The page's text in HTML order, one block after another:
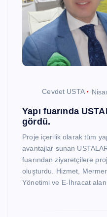
Cevdet USTA
Yapı fuarında
gördü.
Proje içerilik olarak tüm
avantajlar sunan
fuarından ziyaretçilere
oluşturdu. Hizmet,
Yönetimi ve E-İhracat